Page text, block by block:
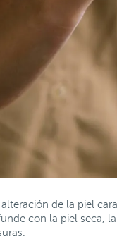
de la piel
con la piel seca,